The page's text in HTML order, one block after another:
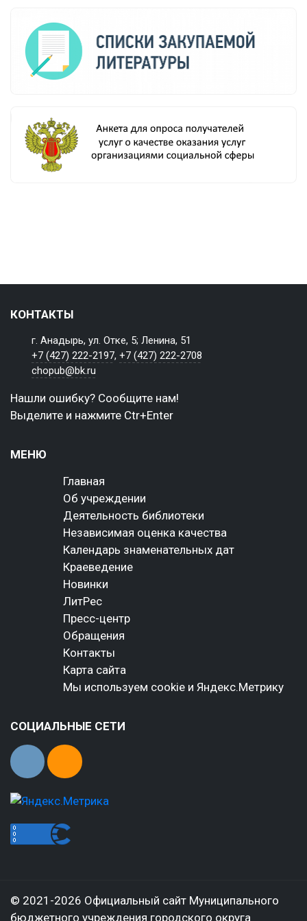
КОНТАКТЫ
г. Анадырь, ул. Отке, 5; Ленина, 51
+7 (427) 222-2197,+7 (427) 222-2708
chopub@bk.ru
Нашли ошибку? Сообщите нам!
Выделите и нажмите Ctr+Enter
МЕНЮ
Главная
Об учреждении
Деятельность библиотеки
Независимая оценка качества
Календарь знаменательных дат
Краеведение
Новинки
ЛитРес
Пресс-центр
Обращения
Контакты
Карта сайта
Мы используем cookie и Яндекс.Метрику
СОЦИАЛЬНЫЕ СЕТИ
© 2021-2026 Официальный сайт Муниципального
бюджетного учреждения городского округа